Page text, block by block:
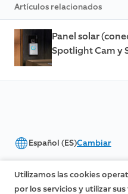
Artículos relacionados
Panel solar
Spotlight Cam y
Español (ES)Cambiar
©2026 Ring LLC o sus afiliados
Términos de
Utilizamos las cookies
por los servicios y utilizar